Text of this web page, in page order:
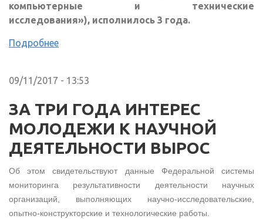
компьютерные и технические
исследования»), исполнилось 3 года.
Подробнее
09/11/2017 - 13:53
ЗА ТРИ ГОДА ИНТЕРЕС
МОЛОДЕЖИ К НАУЧНОЙ
ДЕЯТЕЛЬНОСТИ ВЫРОС
Об этом свидетельствуют данные Федеральной системы
мониторинга результативности деятельности научных
организаций, выполняющих научно-исследовательские,
опытно-конструкторские и технологические работы.